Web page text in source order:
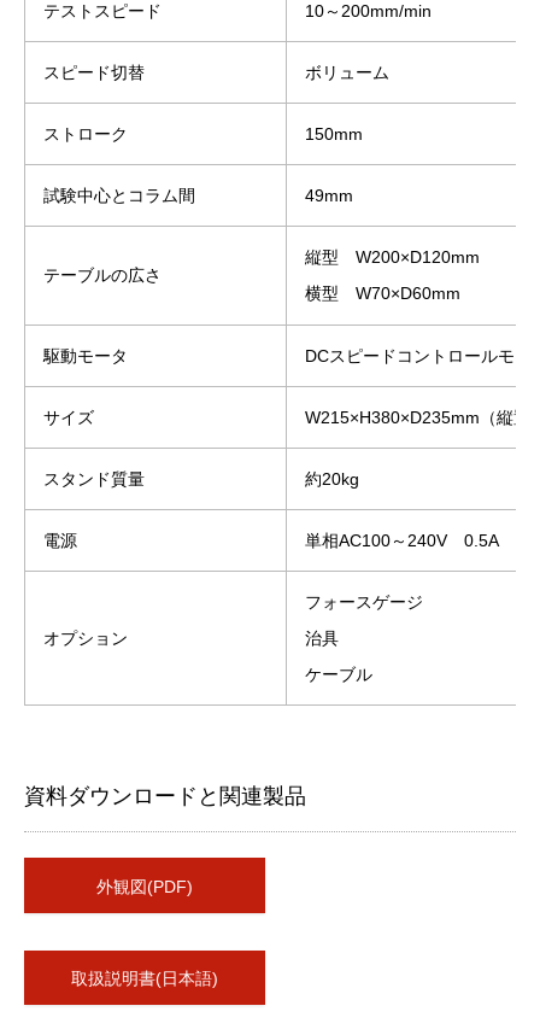
テストスピード 10～200mm/min
スピード切替 ボリューム
ストローク 150mm
試験中心とコラム間 49mm
テーブルの広さ
縦型 W200×D120mm
横型 W70×D60mm
駆動モータ DCスピードコントロールモー
サイズ W215×H380×D235mm（縦置
スタンド質量 約20kg
電源 単相AC100～240V 0.5A
オプション
フォースゲージ
治具
ケーブル
資料ダウンロードと関連製品
外観図(PDF)
取扱説明書(日本語)